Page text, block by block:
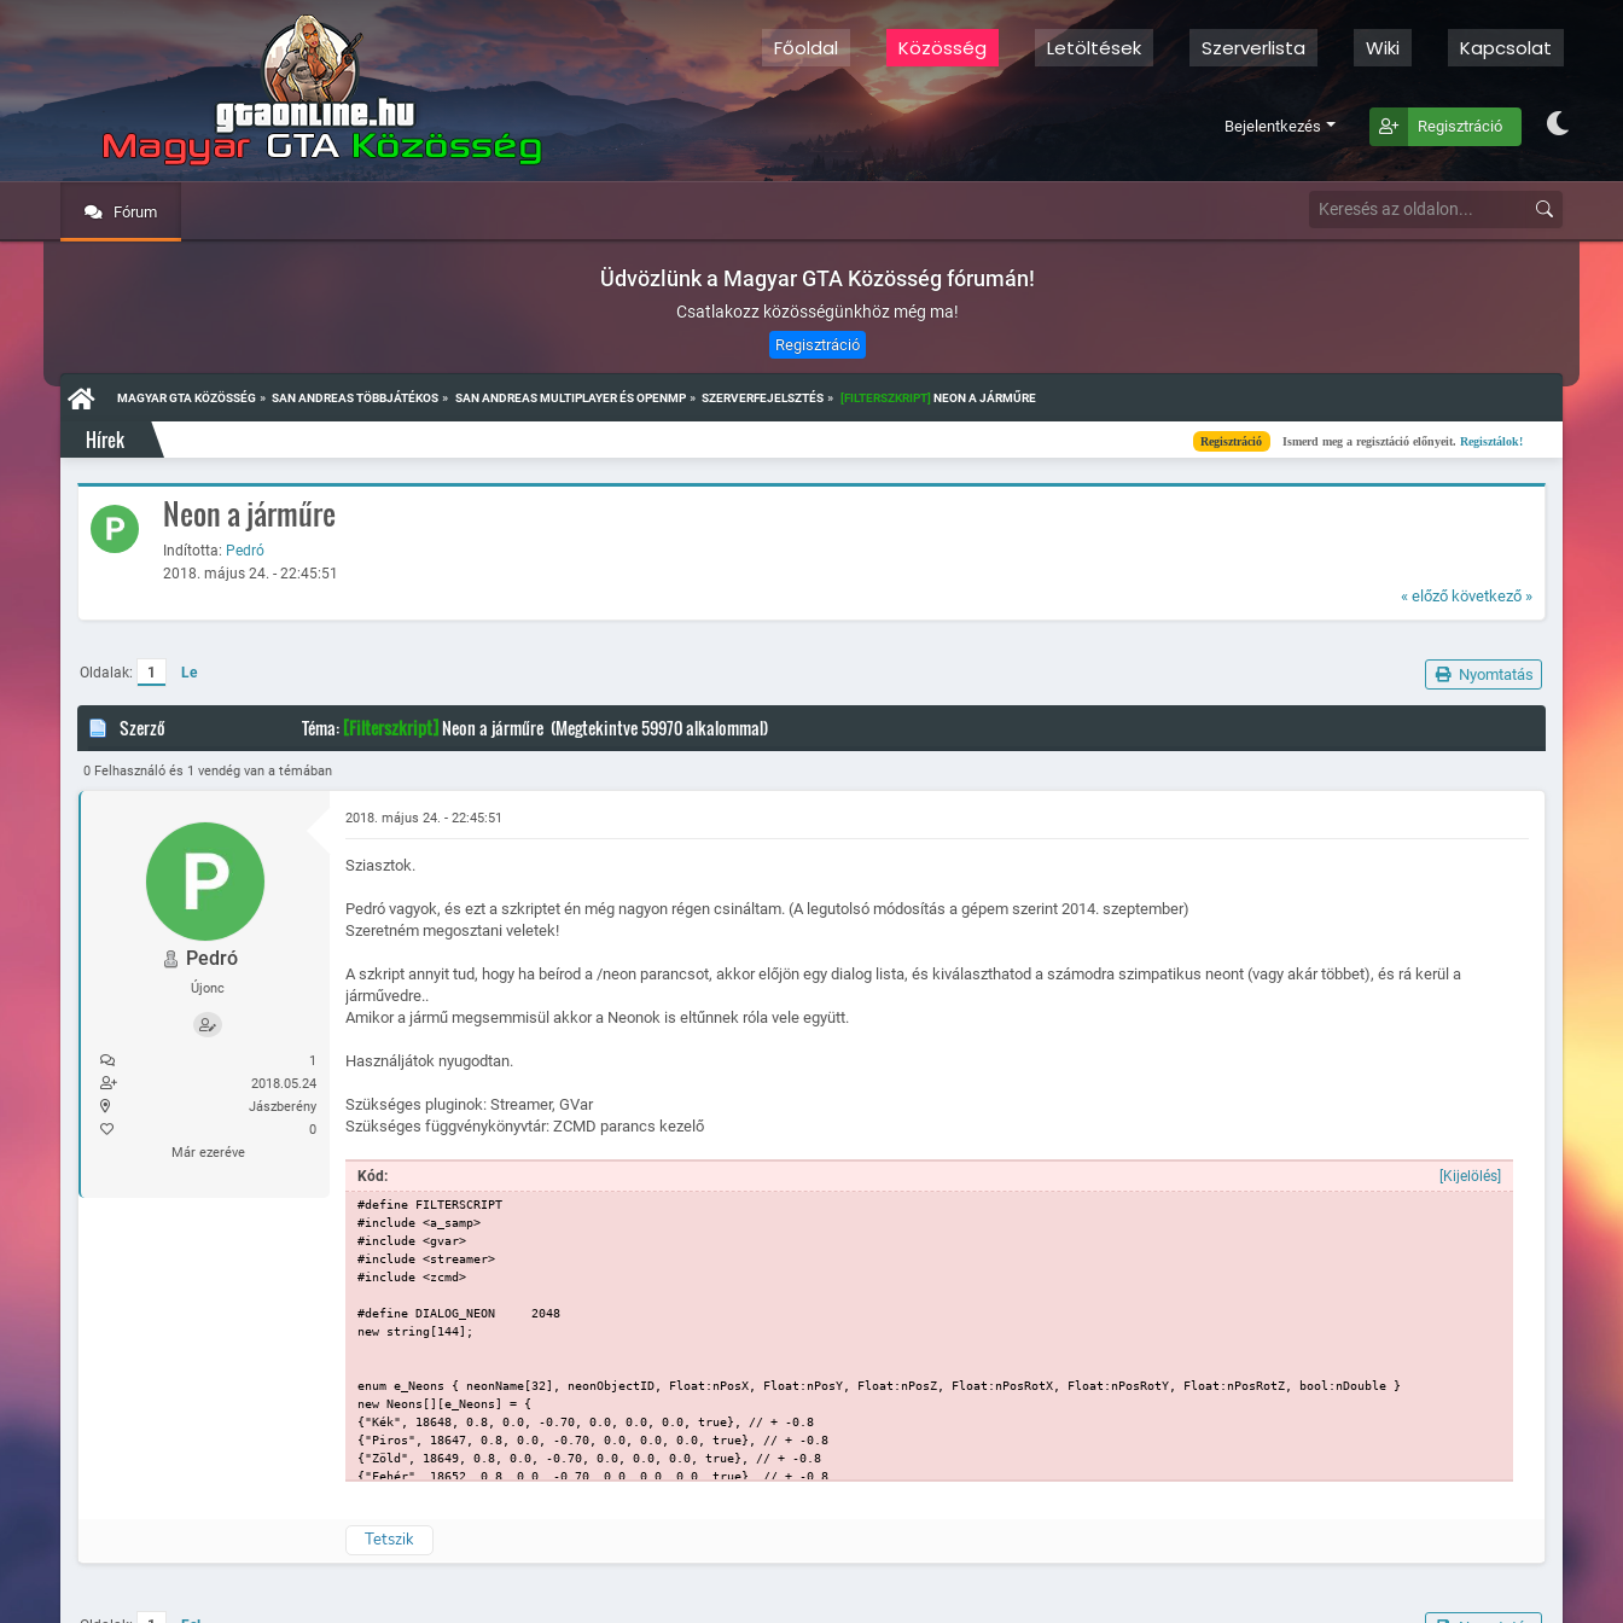
Főoldal Közösség Letöltések Szerverlista Wiki Kapcsolat
Bejelentkezés Regisztráció
Fórum
Üdvözlünk a Magyar GTA Közösség fórumán!
Csatlakozz közösségünkhöz még ma!
Regisztráció
MAGYAR GTA KÖZÖSSÉG » SAN ANDREAS TÖBBJÁTÉKOS » SAN ANDREAS MULTIPLAYER ÉS OPENMP » SZERVERFEJELSZTÉS » [FILTERSZKRIPT] NEON A JÁRMŰRE
Hírek Regisztráció Ismerd meg a regisztáció előnyeit.Regisztálok! Kész
Neon a járműre
Indította: Pedró
2018. május 24. - 22:45:51
« előző következő »
Nyomtatás
Oldalak: 1 Le
Szerző Téma:[Filterszkript]Neon a járműre (Megtekintve 59970 alkalommal)
0 Felhasználó és 1 vendég van a témában
Pedró
Újonc
1
2018.05.24
Jászberény
0
Már ezeréve
2018. május 24. - 22:45:51
Sziasztok.
Pedró vagyok, és ezt a szkriptet én még nagyon régen csináltam. (A legutolsó módosítás a gépem szerint 2014. szeptember)
Szeretném megosztani veletek!
A szkript annyit tud, hogy ha beírod a /neon parancsot, akkor előjön egy dialog lista, és kiválaszthatod a számodra szimpatikus neont (vagy akár többet), és rá kerül a
járművedre..
Amikor a jármű megsemmisül akkor a Neonok is eltűnnek róla vele együtt.
Használjátok nyugodtan.
Szükséges pluginok: Streamer, GVar
Szükséges függvénykönyvtár: ZCMD parancs kezelő
Kód: [Kijelölés]
#define FILTERSCRIPT
#include <a_samp>
#include <gvar>
#include <streamer>
#include <zcmd>
#define DIALOG_NEON 2048
new string[144];
enum e_Neons { neonName[32], neonObjectID, Float:nPosX, Float:nPosY, Float:nPosZ, Float:nPosRotX, Float:nPosRotY, Float:nPosRotZ, bool:nDouble }
new Neons[][e_Neons] = {
{"Kék", 18648, 0.8, 0.0, -0.70, 0.0, 0.0, 0.0, true}, // + -0.8
{"Piros", 18647, 0.8, 0.0, -0.70, 0.0, 0.0, 0.0, true}, // + -0.8
{"Zöld", 18649, 0.8, 0.0, -0.70, 0.0, 0.0, 0.0, true}, // + -0.8
{"Fehér", 18652, 0.8, 0.0, -0.70, 0.0, 0.0, 0.0, true}, // + -0.8
{"Rendőr fény", 18646, 0.8, 0.0, -0.70, 0.0, 0.0, 0.0, true}, // + -0.8
Tetszik